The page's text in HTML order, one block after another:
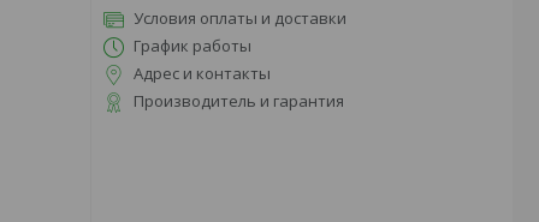
Условия оплаты и доставки
График работы
Адрес и контакты
Производитель и гарантия